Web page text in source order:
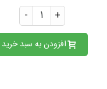
- +
افزودن به سبد خرید